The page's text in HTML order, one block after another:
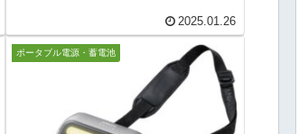
あります。高容量: 515Wh の大容量バ
ッテリーを搭載しており、スマートフ
ォン...
2025.01.26
ポータブル電源・蓄電池